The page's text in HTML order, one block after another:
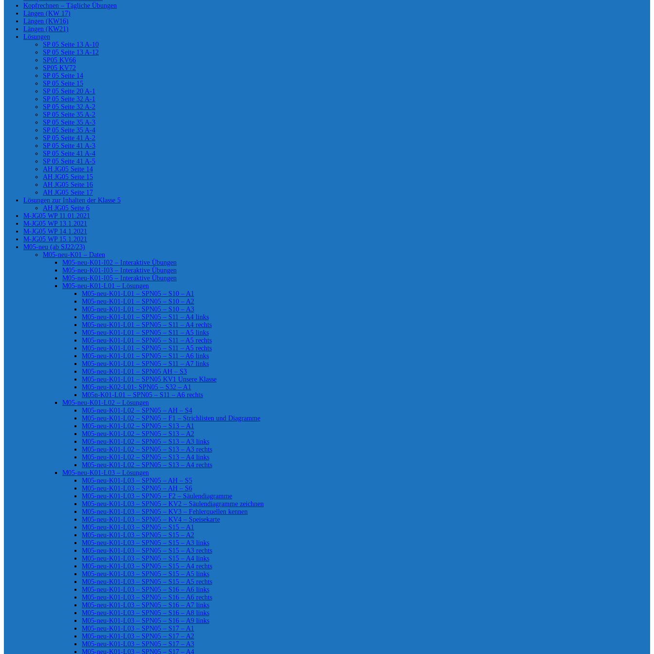
Kopfrechnen – Tägliche Übungen
Längen (KW 17)
Längen (KW16)
Längen (KW21)
Lösungen
SP 05 Seite 13 A-10
SP 05 Seite 13 A-12
SP05 KV66
SP05 KV72
SP 05 Seite 14
SP 05 Seite 15
SP 05 Seite 20 A-1
SP 05 Seite 32 A-1
SP 05 Seite 32 A-2
SP 05 Seite 35 A-2
SP 05 Seite 35 A-3
SP 05 Seite 35 A-4
SP 05 Seite 41 A-2
SP 05 Seite 41 A-3
SP 05 Seite 41 A-4
SP 05 Seite 41 A-5
AH JG05 Seite 14
AH JG05 Seite 15
AH JG05 Seite 16
AH JG05 Seite 17
Lösungen zur Inhalten der Klasse 5
AH JG05 Seite 6
M-JG05 WP 11.01.2021
M-JG05 WP 13.1.2021
M-JG05 WP 14.1.2021
M-JG05 WP 15.1.2021
M05-neu (ab SJ22/23)
M05-neu-K01 – Daten
M05-neu-K01-I02 – Interaktive Übungen
M05-neu-K01-I03 – Interaktive Übungen
M05-neu-K01-I05 – Interaktive Übungen
M05-neu-K01-L01 – Lösungen
M05-neu-K01-L01 – SPN05 – S10 – A1
M05-neu-K01-L01 – SPN05 – S10 – A2
M05-neu-K01-L01 – SPN05 – S10 – A3
M05-neu-K01-L01 – SPN05 – S11 – A4 links
M05-neu-K01-L01 – SPN05 – S11 – A4 rechts
M05-neu-K01-L01 – SPN05 – S11 – A5 links
M05-neu-K01-L01 – SPN05 – S11 – A5 rechts
M05-neu-K01-L01 – SPN05 – S11 – A5 rechts
M05-neu-K01-L01 – SPN05 – S11 – A6 links
M05-neu-K01-L01 – SPN05 – S11 – A7 links
M05-neu-K01-L01 – SPN05 AH – S3
M05-neu-K01-L01 – SPN05 KV1 Unsere Klasse
M05-neu-K02-L01- SPN05 – S32 – A1
M05n-K01-L01 – SPN05 – S11 – A6 rechts
M05-neu-K01-L02 – Lösungen
M05-neu-K01-L02 – SPN05 – AH – S4
M05-neu-K01-L02 – SPN05 – F1 – Strichlisten und Diagramme
M05-neu-K01-L02 – SPN05 – S13 – A1
M05-neu-K01-L02 – SPN05 – S13 – A2
M05-neu-K01-L02 – SPN05 – S13 – A3 links
M05-neu-K01-L02 – SPN05 – S13 – A3 rechts
M05-neu-K01-L02 – SPN05 – S13 – A4 links
M05-neu-K01-L02 – SPN05 – S13 – A4 rechts
M05-neu-K01-L03 – Lösungen
M05-neu-K01-L03 – SPN05 – AH – S5
M05-neu-K01-L03 – SPN05 – AH – S6
M05-neu-K01-L03 – SPN05 – F2 – Säulendiagramme
M05-neu-K01-L03 – SPN05 – KV2 – Säulendiagramme zeichnen
M05-neu-K01-L03 – SPN05 – KV3 – Fehlerquellen kennen
M05-neu-K01-L03 – SPN05 – KV4 – Speisekarte
M05-neu-K01-L03 – SPN05 – S15 – A1
M05-neu-K01-L03 – SPN05 – S15 – A2
M05-neu-K01-L03 – SPN05 – S15 – A3 links
M05-neu-K01-L03 – SPN05 – S15 – A3 rechts
M05-neu-K01-L03 – SPN05 – S15 – A4 links
M05-neu-K01-L03 – SPN05 – S15 – A4 rechts
M05-neu-K01-L03 – SPN05 – S15 – A5 links
M05-neu-K01-L03 – SPN05 – S15 – A5 rechts
M05-neu-K01-L03 – SPN05 – S16 – A6 links
M05-neu-K01-L03 – SPN05 – S16 – A6 rechts
M05-neu-K01-L03 – SPN05 – S16 – A7 links
M05-neu-K01-L03 – SPN05 – S16 – A8 links
M05-neu-K01-L03 – SPN05 – S16 – A9 links
M05-neu-K01-L03 – SPN05 – S17 – A1
M05-neu-K01-L03 – SPN05 – S17 – A2
M05-neu-K01-L03 – SPN05 – S17 – A3
M05-neu-K01-L03 – SPN05 – S17 – A4